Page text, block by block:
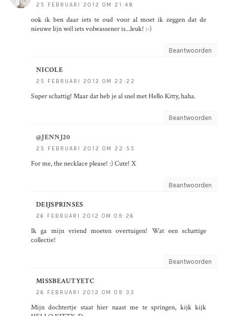
25 FEBRUARI 2012 OM 21:48
ook ik ben daar iets te oud voor al moet ik zeggen dat de
nieuwe lijn wél iets volwassener is...leuk! :-)
Beantwoorden
NICOLE
25 FEBRUARI 2012 OM 22:22
Super schattig! Maar dat heb je al snel met Hello Kitty, haha.
Beantwoorden
@JENNJ20
25 FEBRUARI 2012 OM 22:55
For me, the necklace please! :) Cute! X
Beantwoorden
DEIJSPRINSES
26 FEBRUARI 2012 OM 09:26
Ik ga mijn vriend moeten overtuigen! Wat een schattige
collectie!
Beantwoorden
MISSBEAUTYETC
26 FEBRUARI 2012 OM 09:33
Mijn dochtertje staat hier naast me te springen, kijk kijk